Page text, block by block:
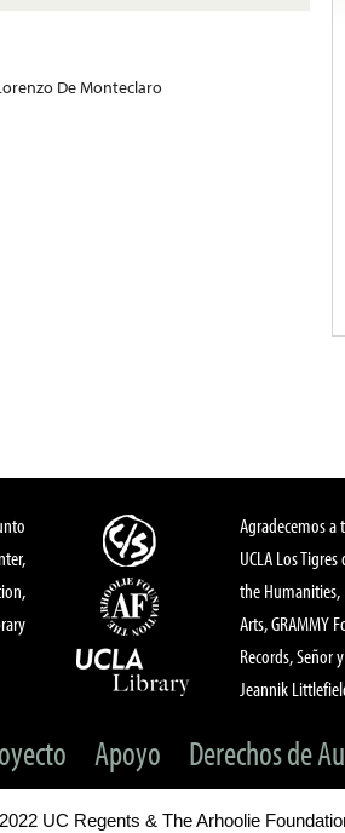
De Monteclaro
Agradecemos a
UCLA Los
the
Arts, GRAMMY
Records, Señor
Jeannik
Apoyo Derechos de
UC Regents & The Arhoolie